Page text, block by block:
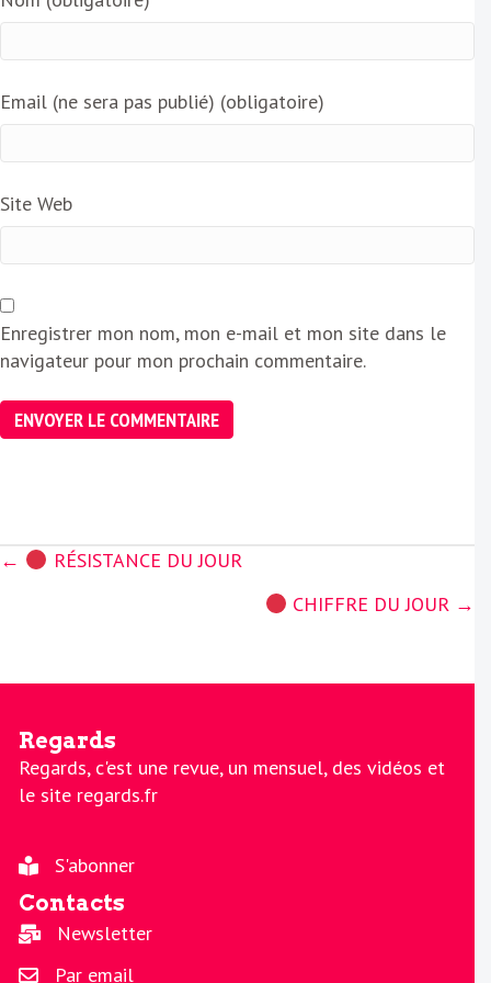
Email (ne sera pas publié) (obligatoire)
Site Web
Enregistrer mon nom, mon e-mail et mon site dans le
navigateur pour mon prochain commentaire.
Posts
←
RÉSISTANCE DU JOUR
CHIFFRE DU JOUR →
Regards
Regards, c'est une revue, un mensuel, des vidéos et
le site regards.fr
S'abonner
Contacts
Newsletter
Par email